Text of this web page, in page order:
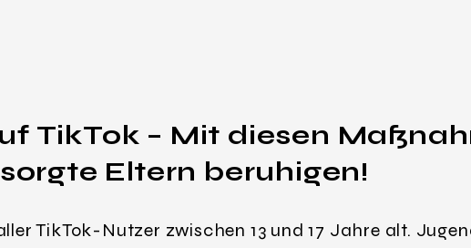
TikTok – Mit diesen
Eltern beruhigen!
TikTok-Nutzer zwischen 13 und 17 Jahre alt.